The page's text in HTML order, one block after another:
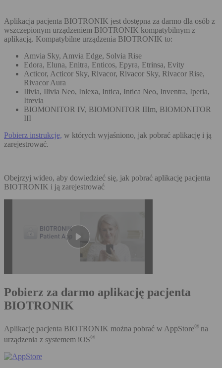
Aplikacja pacjenta BIOTRONIK jest dostępna za darmo dla osób z
wszczepionym urządzeniem BIOTRONIK kompatybilnym z
aplikacją. Kompatybilne urządzenia BIOTRONIK to:
Amvia Sky, Amvia Edge, Solvia Rise
Edora, Eluna, Enitra, Enticos, Epyra, Etrinsa, Evity
Acticor, Acticor Sky, Rivacor, Rivacor Sky, Rivacor Rise,
Rivacor Aura
Ilivia, Ilivia Neo, Inlexa, Intica, Intica Neo, Inventra, Iperia,
Itrevia
BIOMONITOR IV, BIOMONITOR IIIm, BIOMONITOR
III
Pobierz instrukcje, w których wyjaśniono, jak pobrać aplikację i ją
zarejestrować.
Obejrzyj wideo, aby dowiedzieć się, jak pobrać aplikację pacjenta
BIOTRONIK i ją zarejestrować
Pobierz za darmo aplikację pacjenta
BIOTRONIK
Aplikację pacjenta BIOTRONIK można pobrać w AppStore® na
urządzenia z systemem iOS®